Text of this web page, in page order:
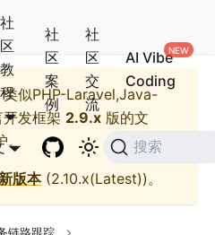
社
区
教
程
社
区
案
例
社
区
交
流
AI Vibe
Coding
搜索
似PHP-Laravel,Java-
发框架 2.9.x 版的文
。
版本(2.10.x(Latest))。